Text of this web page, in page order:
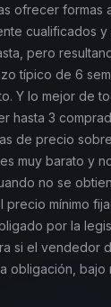
ofrecer formas
cualificados
pero
típico de 6
Y lo mejor de
hasta 3
de precio
muy barato y
no se
precio mínimo
por la
si el vendedor
obligación, bajo